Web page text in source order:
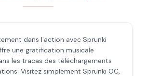
dans l'action avec Sprunki
une gratification musicale
les tracas des téléchargements
Visitez simplement Sprunki OC,